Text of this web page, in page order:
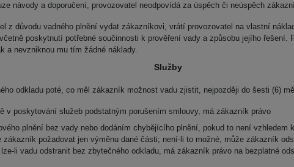
návody a doporučení, provozovatel neodpovídá za úspěch či neúspěch
z důvodu vadného plnění vydat zákazníkovi, vrátí provozovatel na vlastní
poskytnutí potřebné součinnosti k prověření vady a způsobu jejího řešení.
a nevzniknou mu tím žádné náklady.
Služby
odkladu poté, co měl zákazník možnost vadu zjistit, nejpozději do šesti (6)
v poskytování služeb podstatným porušením smlouvy, má zákazník právo
plnění bez vady nebo dodáním chybějícího plnění, pokud to není vzhledem
požadovat jen výměnu dané části; není-li to možné, může zákazník
li vadu odstranit bez zbytečného odkladu, má zákazník právo na bezplatné